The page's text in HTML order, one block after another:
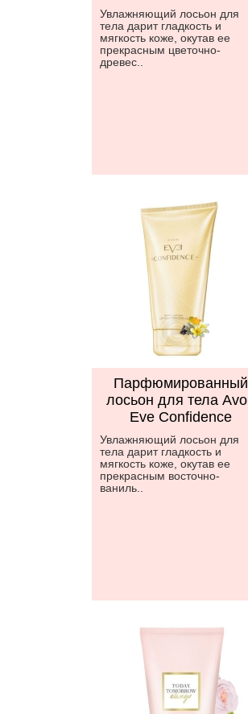
Увлажняющий лосьон для
тела дарит гладкость и
мягкость коже, окутав ее
прекрасным цветочно-
древес..
Парфюмированный
лосьон для тела
Eve Confidence
Увлажняющий лосьон для
тела дарит гладкость и
мягкость коже, окутав ее
прекрасным восточно-
ваниль..